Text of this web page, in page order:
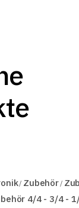
Zubehör
4/4 - 3/4 -